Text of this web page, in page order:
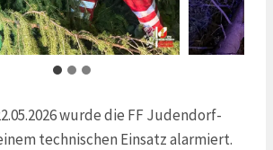
wurde die FF Judendorf-
technischen Einsatz alarmiert.